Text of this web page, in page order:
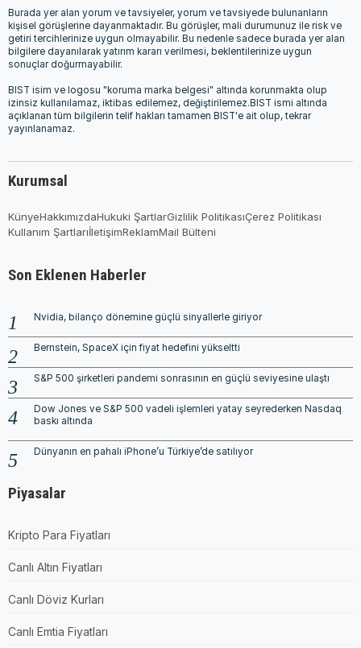
Burada yer alan yorum ve tavsiyeler, yorum ve tavsiyede bulunanların
kişisel görüşlerine dayanmaktadır. Bu görüşler, mali durumunuz ile risk ve
getiri tercihlerinize uygun olmayabilir. Bu nedenle sadece burada yer alan
bilgilere dayanılarak yatırım kararı verilmesi, beklentilerinize uygun
sonuçlar doğurmayabilir.
BIST isim ve logosu "koruma marka belgesi" altında korunmakta olup
izinsiz kullanılamaz, iktibas edilemez, değiştirilemez.BIST ismi altında
açıklanan tüm bilgilerin telif hakları tamamen BIST'e ait olup, tekrar
yayınlanamaz.
Kurumsal
KünyeHakkımızdaHukuki ŞartlarGizlilik PolitikasıÇerez Politikası
Kullanım ŞartlarıİletişimReklamMail Bülteni
Son Eklenen Haberler
Nvidia, bilanço dönemine güçlü sinyallerle giriyor
Bernstein, SpaceX için fiyat hedefini yükseltti
S&P 500 şirketleri pandemi sonrasının en güçlü seviyesine ulaştı
Dow Jones ve S&P 500 vadeli işlemleri yatay seyrederken Nasdaq
baskı altında
Dünyanın en pahalı iPhone’u Türkiye’de satılıyor
Piyasalar
Kripto Para Fiyatları
Canlı Altın Fiyatları
Canlı Döviz Kurları
Canlı Emtia Fiyatları